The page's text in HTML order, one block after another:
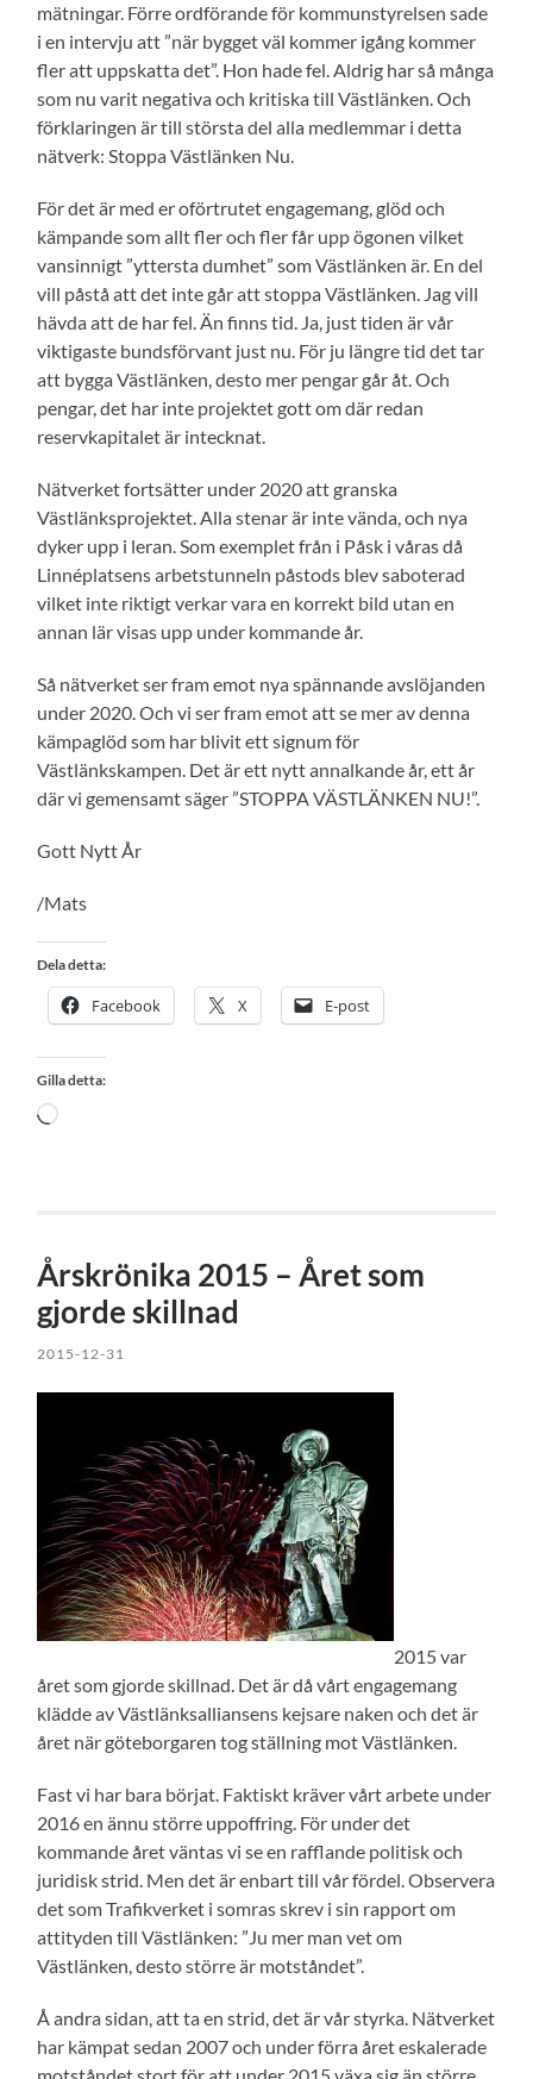
mätningar. Förre ordförande för kommunstyrelsen sade
i en intervju att ”när bygget väl kommer igång kommer
fler att uppskatta det”. Hon hade fel. Aldrig har så många
som nu varit negativa och kritiska till Västlänken. Och
förklaringen är till största del alla medlemmar i detta
nätverk: Stoppa Västlänken Nu.
För det är med er oförtrutet engagemang, glöd och
kämpande som allt fler och fler får upp ögonen vilket
vansinnigt ”yttersta dumhet” som Västlänken är. En del
vill påstå att det inte går att stoppa Västlänken. Jag vill
hävda att de har fel. Än finns tid. Ja, just tiden är vår
viktigaste bundsförvant just nu. För ju längre tid det tar
att bygga Västlänken, desto mer pengar går åt. Och
pengar, det har inte projektet gott om där redan
reservkapitalet är intecknat.
Nätverket fortsätter under 2020 att granska
Västlänksprojektet. Alla stenar är inte vända, och nya
dyker upp i leran. Som exemplet från i Påsk i våras då
Linnéplatsens arbetstunneln påstods blev saboterad
vilket inte riktigt verkar vara en korrekt bild utan en
annan lär visas upp under kommande år.
Så nätverket ser fram emot nya spännande avslöjanden
under 2020. Och vi ser fram emot att se mer av denna
kämpaglöd som har blivit ett signum för
Västlänkskampen. Det är ett nytt annalkande år, ett år
där vi gemensamt säger ”STOPPA VÄSTLÄNKEN NU!”.
Gott Nytt År
/Mats
Dela detta:
Facebook X E-post
Gilla detta:
Laddar
Årskrönika 2015 – Året som
gjorde skillnad
2015-12-31
2015 var
året som gjorde skillnad. Det är då vårt engagemang
klädde av Västlänksalliansens kejsare naken och det är
året när göteborgaren tog ställning mot Västlänken.
Fast vi har bara börjat. Faktiskt kräver vårt arbete under
2016 en ännu större uppoffring. För under det
kommande året väntas vi se en rafflande politisk och
juridisk strid. Men det är enbart till vår fördel. Observera
det som Trafikverket i somras skrev i sin rapport om
attityden till Västlänken: ”Ju mer man vet om
Västlänken, desto större är motståndet”.
Å andra sidan, att ta en strid, det är vår styrka. Nätverket
har kämpat sedan 2007 och under förra året eskalerade